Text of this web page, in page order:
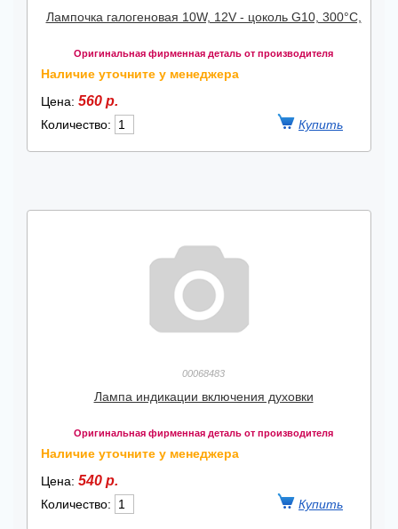
Лампочка галогеновая 10W, 12V - цоколь G10, 300°C,
Оригинальная фирменная деталь от производителя
Наличие уточните у менеджера
Цена: 560 р.
Количество:
00068483
Лампа индикации включения духовки
Оригинальная фирменная деталь от производителя
Наличие уточните у менеджера
Цена: 540 р.
Количество: